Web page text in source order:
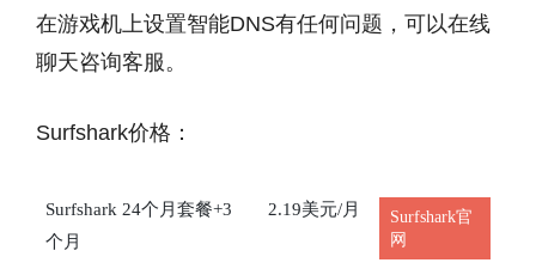
在游戏机上设置智能DNS有任何问题，可以在线
聊天咨询客服。
Surfshark价格：
Surfshark 24个月套餐+3
个月
2.19美元/月
Surfshark官
网